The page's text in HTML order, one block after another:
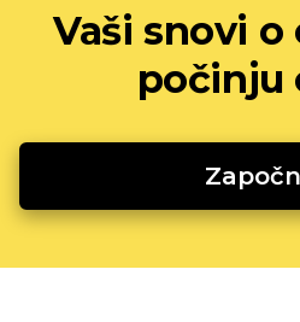
Vaši snovi
počinju